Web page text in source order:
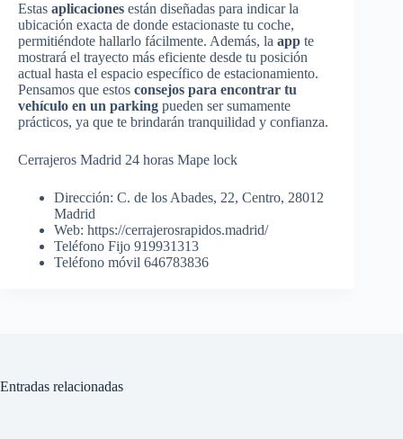
Estas aplicaciones están diseñadas para indicar la
ubicación exacta de donde estacionaste tu coche,
permitiéndote hallarlo fácilmente. Además, la app te
mostrará el trayecto más eficiente desde tu posición
actual hasta el espacio específico de estacionamiento.
Pensamos que estos consejos para encontrar tu
vehículo en un parking pueden ser sumamente
prácticos, ya que te brindarán tranquilidad y confianza.
Cerrajeros Madrid 24 horas Mape lock
Dirección: C. de los Abades, 22, Centro, 28012
Madrid
Web: https://cerrajerosrapidos.madrid/
Teléfono Fijo 919931313
Teléfono móvil 646783836
Entradas relacionadas